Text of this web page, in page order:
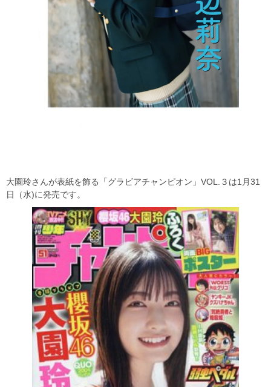
大園玲さんが表紙を飾る「グラビアチャンピオン」VOL.３は1月31
日（水)に発売です。